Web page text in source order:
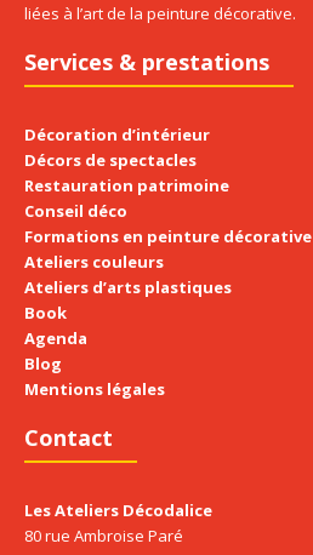
liées à l’art de la peinture décorative.
Services & prestations
Décoration d’intérieur
Décors de spectacles
Restauration patrimoine
Conseil déco
Formations en peinture décorative
Ateliers couleurs
Ateliers d’arts plastiques
Book
Agenda
Blog
Mentions légales
Contact
Les Ateliers Décodalice
80 rue Ambroise Paré